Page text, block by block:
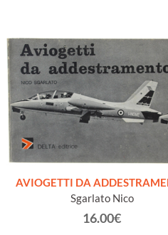
AVIOGETTI DA
Sgarlato Nico
16.00€